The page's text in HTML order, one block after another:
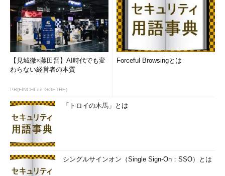
【見城徹×藤田晋】AI時代でも変
わらない経営者の本質
PR(FINCHI on GOETHE)
Forceful Browsingとは
「トロイの木馬」とは
シングルサインオン（Single Sign-On：SSO）とは